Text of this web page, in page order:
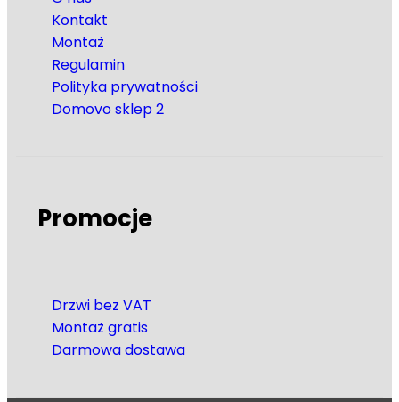
Kontakt
Montaż
Regulamin
Polityka prywatności
Domovo sklep 2
Promocje
Drzwi bez VAT
Montaż gratis
Darmowa dostawa